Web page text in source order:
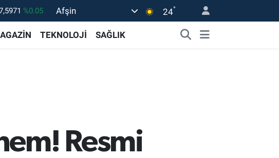
%0.05
%0.18
Afşin 24°
TEKNOLOJİ SAĞLIK
Resmi